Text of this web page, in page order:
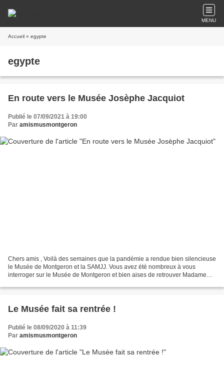
MENU
Accueil » egypte
egypte
En route vers le Musée Josèphe Jacquiot
Publié le 07/09/2021 à 19:00
Par amismusmontgeron
Chers amis , Voilà des semaines que la pandémie a rendue bien silencieuse
le Musée de Montgeron et la SAMJJ. Vous avez été nombreux à vous
interroger sur le Musée de Montgeron et bien aises de retrouver Madame
Le Musée fait sa rentrée !
Publié le 08/09/2020 à 11:39
Par amismusmontgeron